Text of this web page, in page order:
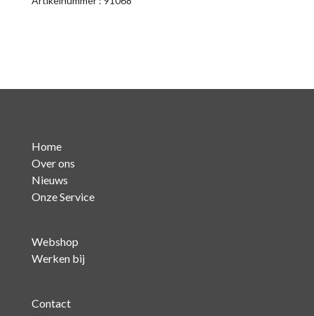
Home
Over ons
Nieuws
Onze Service
Webshop
Werken bij
Contact